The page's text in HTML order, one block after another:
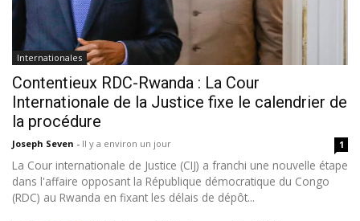
Internationales
Contentieux RDC-Rwanda : La Cour
Internationale de la Justice fixe le calendrier de
la procédure
Joseph Seven - Il y a environ un jour 1
La Cour internationale de Justice (CIJ) a franchi une nouvelle étape
dans l'affaire opposant la République démocratique du Congo
(RDC) au Rwanda en fixant les délais de dépôt...